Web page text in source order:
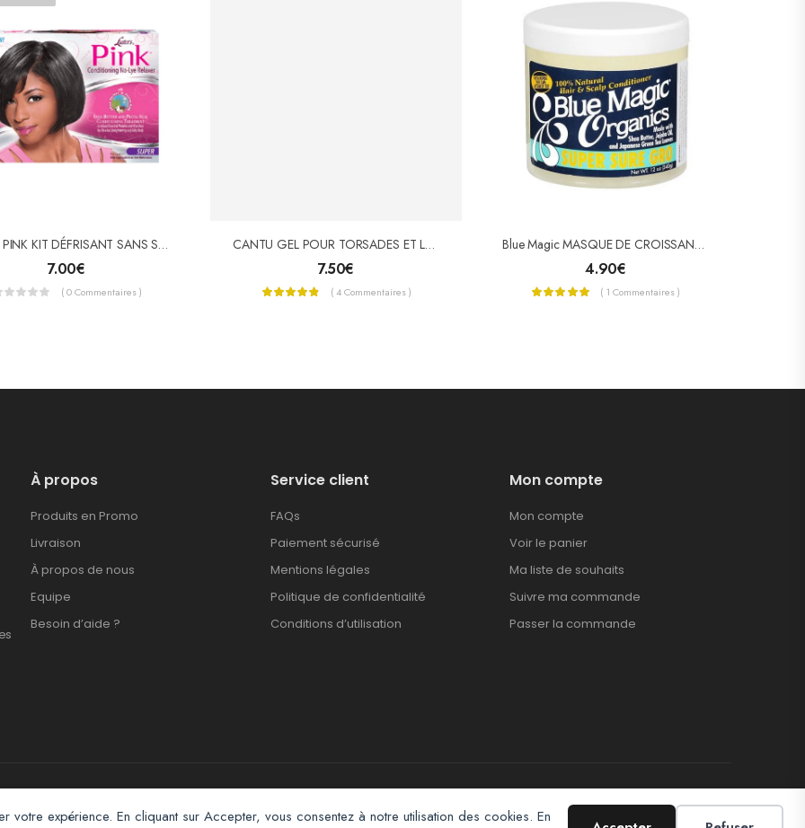
votre expérience. En cliquant sur Accepter, vous consentez à notre utilisation des cookies. En
Luster’s PINK KIT DÉFRISANT SANS SOUDE SUPER
7.00€
( 0 Commentaires )
CANTU GEL POUR TORSADES ET LOCKS KARITE (TWIST & LOCK)
7.50€
( 4 Commentaires )
Blue Magic MASQUE DE CROISSANCE SUPER SURE GRO
4.90€
( 1 Commentaires )
À propos
Produits en Promo
Livraison
À propos de nous
Equipe
Besoin d’aide ?
Service client
FAQs
Paiement sécurisé
Mentions légales
Politique de confidentialité
Conditions d’utilisation
Mon compte
Mon compte
Voir le panier
Ma liste de souhaits
Suivre ma commande
Passer la commande
Afroclass eCommerce © 2026. All Rights Reserved